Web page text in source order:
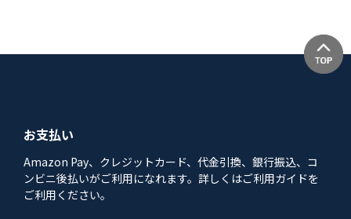
お支払い
Amazon Pay、クレジットカード、代金引換、銀行振込、コ
ンビニ後払いがご利用になれます。詳しくはご利用ガイドを
ご利用ください。